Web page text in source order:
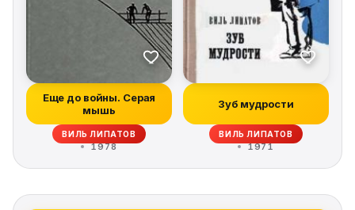
Еще до войны. Серая
мышь
ВИЛЬ ЛИПАТОВ
1978
Зуб мудрости
ВИЛЬ ЛИПАТОВ
1971